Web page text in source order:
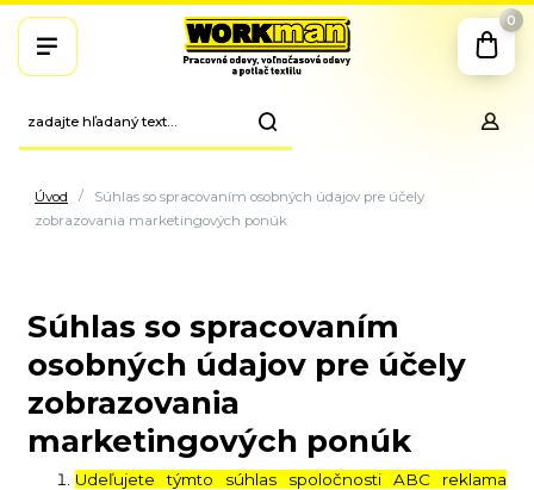
0
Úvod
Súhlas so spracovaním osobných údajov pre účely
zobrazovania marketingových ponúk
Súhlas so spracovaním
osobných údajov pre účely
zobrazovania
marketingových ponúk
Udeľujete týmto súhlas spoločnosti ABC reklama